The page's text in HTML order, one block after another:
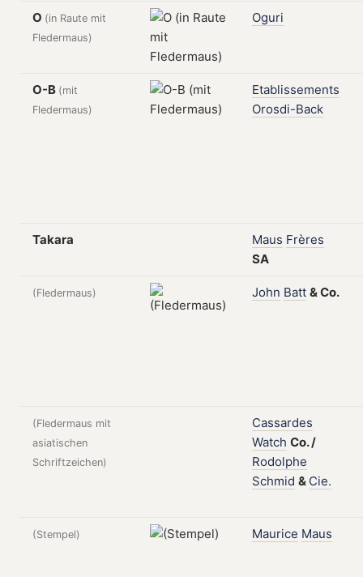
O (in Raute mit
Fledermaus)
Oguri
O-B (mit
Fledermaus)
Etablissements
Orosdi-Back
Takara Maus Frères
SA
(Fledermaus) John Batt &Co.
(Fledermaus mit
asiatischen
Schriftzeichen)
Cassardes
Watch Co./
Rodolphe
Schmid & Cie.
(Stempel) Maurice Maus